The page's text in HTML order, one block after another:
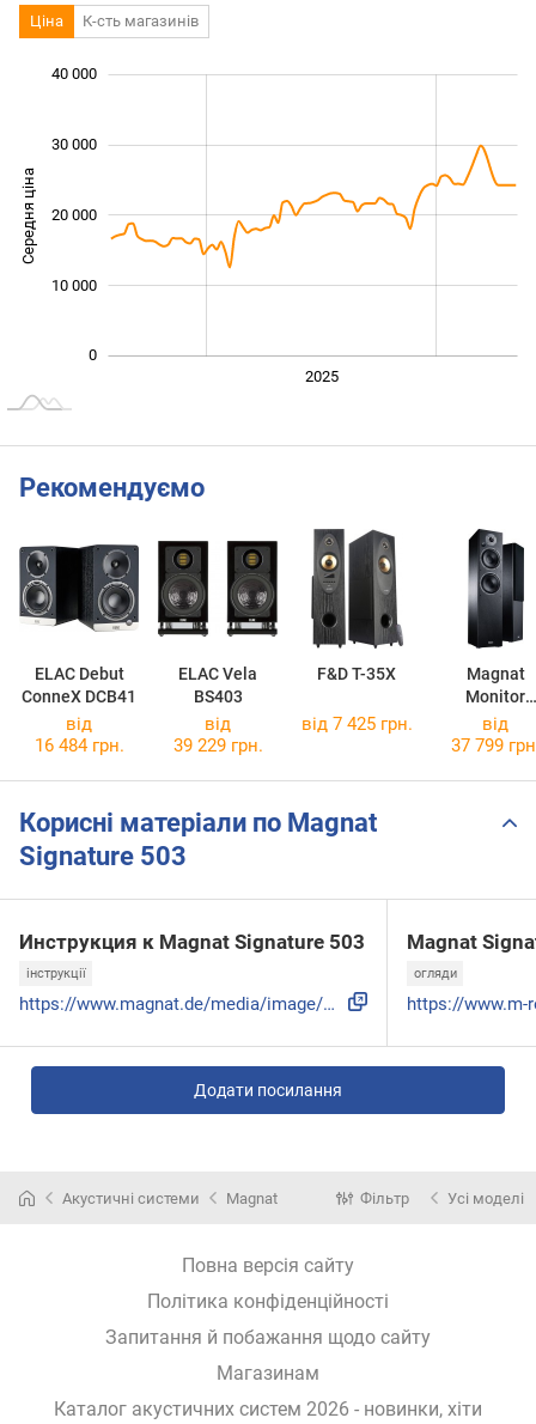
Ціна К-сть магазинів
Середня ціна 10 000
0
10 000
20 000
30 000
40 000
2025
Рекомендуємо
ELAC Debut
ConneX DCB41
ELAC Vela
BS403
F&D T-35X
Magnat
Monitor
Reference
від
16 484 грн.
від
39 229 грн.
від 7 425 грн.
від
37 799
Корисні матеріали по Magnat
Signature 503
Инструкция к Magnat Signature 503
інструкції
https://www.magnat.de/media/image/articles/testbericht/Sign...
Magnat
огляди
Додати посилання
Акустичні системи Magnat Фільтр Усі моделі
Повна версія сайту
Політика конфіденційності
Запитання й побажання щодо сайту
Магазинам
Каталог акустичних систем 2026 - новинки, хіти